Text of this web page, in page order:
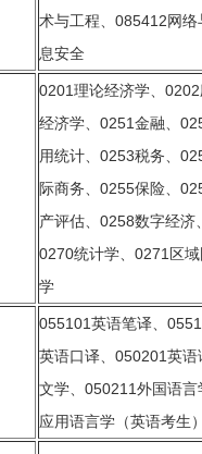
术与工程、085412网络
息安全
0201理论经济学、
经济学、0251金融、
用统计、0253税务、
际商务、0255保险、
产评估、0258数字经济
0270统计学、0271区
学
055101英语笔译、
英语口译、050201英语
文学、050211外国语言
应用语言学（英语考生